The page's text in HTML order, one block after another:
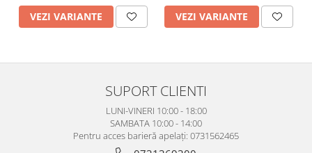
VEZI VARIANTE VEZI VARIANTE
SUPORT CLIENTI
LUNI-VINERI 10:00 - 18:00
SAMBATA 10:00 - 14:00
Pentru acces barieră apelați: 0731562465